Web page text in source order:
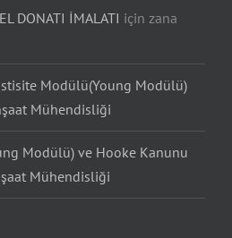
DONATI İMALATI için zana
Modülü(Young Modülü)
Mühendisliği
Modülü) ve Hooke Kanunu
Mühendisliği